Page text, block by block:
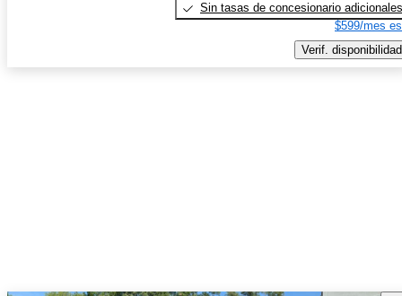
Sin tasas de concesionario adicionales
$599/mes
Verif. disponibilidad